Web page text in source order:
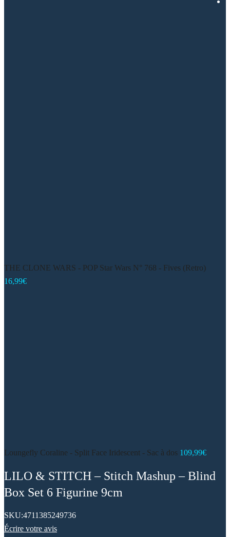
THE CLONE WARS - POP Star Wars N° 768 - Fives (Retro)
16,99€
Loungefly Coraline - Split Face Iridescent - Sac à dos 109,99€
LILO & STITCH – Stitch Mashup – Blind
Box Set 6 Figurine 9cm
SKU:4711385249736
Écrire votre avis